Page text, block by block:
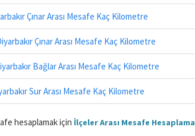
Çınar Arası Mesafe Kaç Kilometre
Çınar Arası Mesafe Kaç Kilometre
Bağlar Arası Mesafe Kaç Kilometre
Sur Arası Mesafe Kaç Kilometre
hesaplamak için İlçeler Arası Mesafe Hesaplama